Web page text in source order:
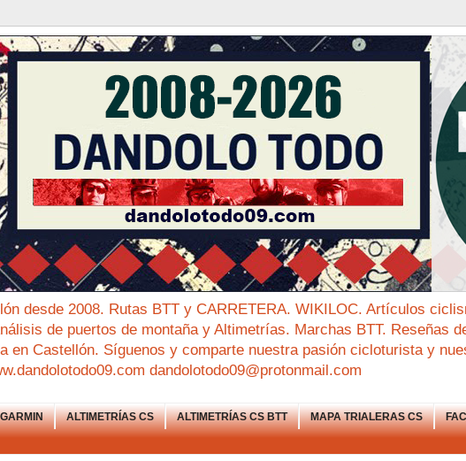
desde 2008. Rutas BTT y CARRETERA. WIKILOC. Artículos
de puertos de montaña y Altimetrías. Marchas BTT. Reseñas
en Castellón. Síguenos y comparte nuestra pasión cicloturista y
dandolotodo09@protonmail.com
GARMIN ALTIMETRÍAS CS ALTIMETRÍAS CS BTT MAPA TRIALERAS CS